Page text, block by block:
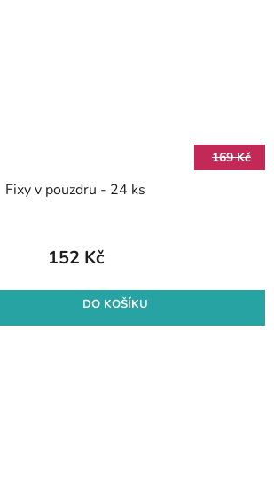
169 Kč
Fixy v pouzdru - 24 ks
152 Kč
DO KOŠÍKU